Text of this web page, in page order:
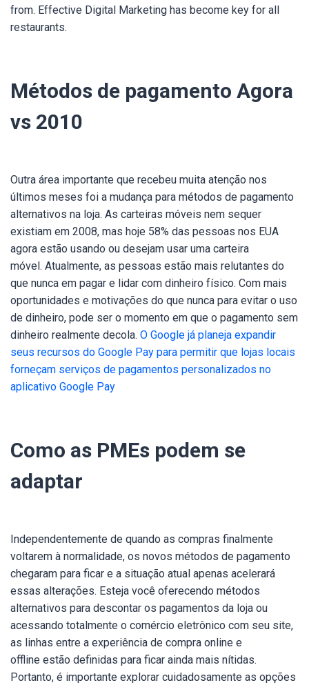
from. Effective Digital Marketing has become key for all
restaurants.
Métodos de pagamento Agora
vs 2010
Outra área importante que recebeu muita atenção nos
últimos meses foi a mudança para métodos de pagamento
alternativos na loja. As carteiras móveis nem sequer
existiam em 2008, mas hoje 58% das pessoas nos EUA
agora estão usando ou desejam usar uma carteira
móvel. Atualmente, as pessoas estão mais relutantes do
que nunca em pagar e lidar com dinheiro físico. Com mais
oportunidades e motivações do que nunca para evitar o uso
de dinheiro, pode ser o momento em que o pagamento sem
dinheiro realmente decola. O Google já planeja expandir
seus recursos do Google Pay para permitir que lojas locais
forneçam serviços de pagamentos personalizados no
aplicativo Google Pay
Como as PMEs podem se
adaptar
Independentemente de quando as compras finalmente
voltarem à normalidade, os novos métodos de pagamento
chegaram para ficar e a situação atual apenas acelerará
essas alterações. Esteja você oferecendo métodos
alternativos para descontar os pagamentos da loja ou
acessando totalmente o comércio eletrônico com seu site,
as linhas entre a experiência de compra online e
offline estão definidas para ficar ainda mais nítidas.
Portanto, é importante explorar cuidadosamente as opções